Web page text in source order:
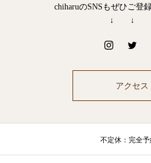
chiharuのSNSもぜひご登
↓ ↓
アクセス
不定休：完全予